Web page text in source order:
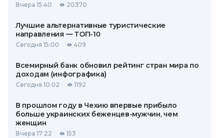
Вчера 15:40 20370
Лучшие альтернативные туристические
направления — ТОП-10
Сегодня 15:00 409
Всемирный банк обновил рейтинг стран мира по
доходам (инфографика)
Сегодня 10:02 1192
В прошлом году в Чехию впервые прибыло
больше украинских беженцев-мужчин, чем
женщин
Вчера 17:22 153